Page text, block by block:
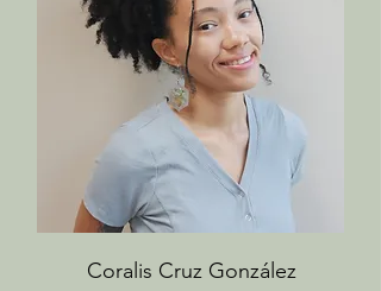
Coralis Cruz González